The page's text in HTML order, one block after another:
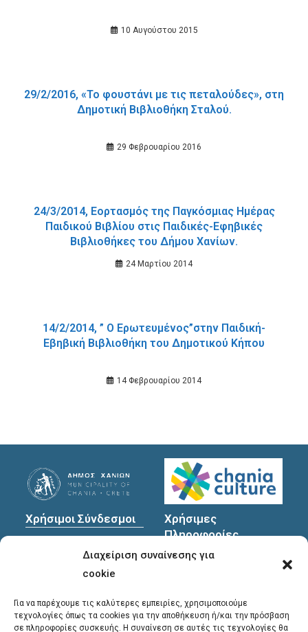
Διαχείριση συναίνεσης για
cookie
Για να παρέχουμε τις καλύτερες εμπειρίες, χρησιμοποιούμε
τεχνολογίες όπως τα cookies για την αποθήκευση ή/και την πρόσβαση
σε πληροφορίες συσκευής. Η συναίνεση σε αυτές τις τεχνολογίες θα
10 Αυγούστου 2015
29/2/2016, «Το φουστάνι με τις πεταλούδες», στη
Δημοτική Βιβλιοθήκη Σταλού.
29 Φεβρουαρίου 2016
24/3/2014, Εορτασμός της Παγκόσμιας Ημέρας
Παιδικού Βιβλίου στις Παιδικές-Εφηβικές
Βιβλιοθήκες του Δήμου Χανίων.
24 Μαρτίου 2014
14/2/2014, ” Ο Ερωτευμένος”στην Παιδική-
Εβηβική Βιβλιοθήκη του Δημοτικού Κήπου
14 Φεβρουαρίου 2014
Χρήσιμοι Σύνδεσμοι
Προσωπικών
Χρήσιμες
Πληροφορίες
Διεύθυνση
Χανιά, 731 35